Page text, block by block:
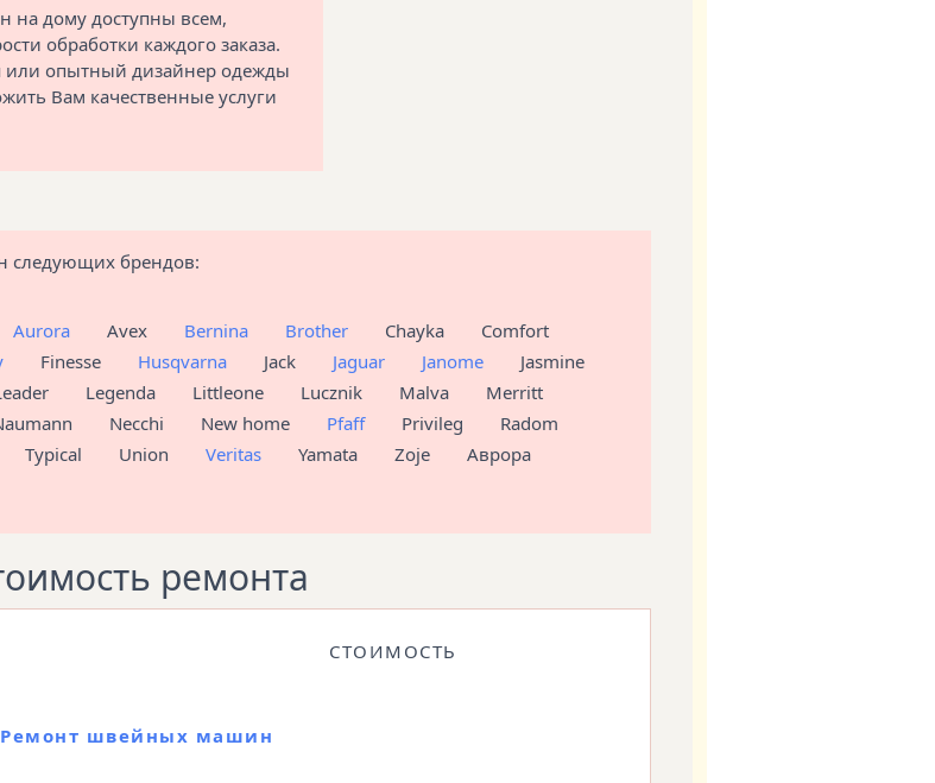
на дому доступны всем,
обработки каждого заказа.
опытный дизайнер одежды
Вам качественные услуги
брендов:
Aurora Avex Bernina Brother Chayka
Comfort
Finesse Husqvarna Jack Jaguar Janome
Jasmine
Legenda Littleone Lucznik Malva
Merritt
Necchi New home Pfaff Privileg
Radom
Typical Union Veritas Yamata Zoje
Аврора
ремонта
СТОИМОСТЬ
Ремонт швейных машин